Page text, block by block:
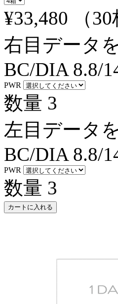
¥33,480
（
右目データ
BC/DIA 8.8/
PWR
数量 3
左目データ
BC/DIA 8.8/
PWR
数量 3
カートに入れる